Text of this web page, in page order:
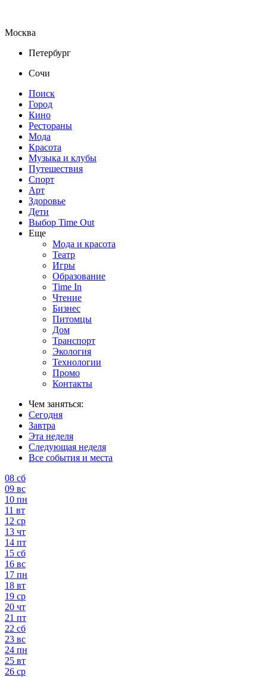
Москва
Петербург
Сочи
Поиск
Город
Кино
Рестораны
Мода
Красота
Музыка и клубы
Путешествия
Спорт
Арт
Здоровье
Дети
Выбор Time Out
Еще
Мода и красота
Театр
Игры
Образование
Time In
Чтение
Бизнес
Питомцы
Дом
Транспорт
Экология
Технологии
Промо
Контакты
Чем заняться:
Сегодня
Завтра
Эта неделя
Следующая неделя
Все события и места
08 сб
09 вс
10 пн
11 вт
12 ср
13 чт
14 пт
15 сб
16 вс
17 пн
18 вт
19 ср
20 чт
21 пт
22 сб
23 вс
24 пн
25 вт
26 ср